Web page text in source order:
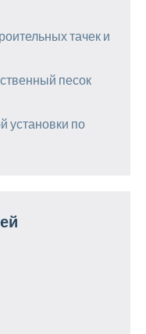
тачек и
песок
установки по